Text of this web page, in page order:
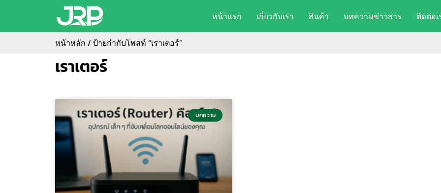
หน้าแรก เกี่ยวกับเรา สินค้า บทความข่าวสาร ติดต่อเ
หน้าหลัก / ป้ายกำกับโพสท์ “เราเตอร์”
เราเตอร์
บทความ